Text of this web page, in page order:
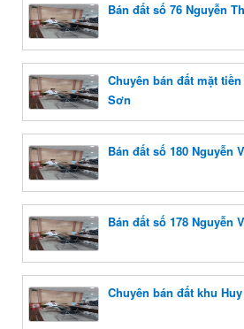
Bán đất số 76 Nguyễn
Chuyên bán đất mặt
Sơn
Bán đất số 180 Nguyễn
Bán đất số 178 Nguyễn
Chuyên bán đất khu